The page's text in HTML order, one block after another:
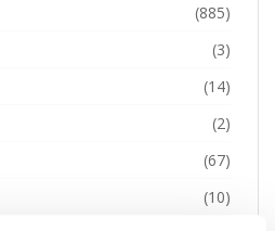
(885)
(3)
(14)
(2)
(67)
(10)